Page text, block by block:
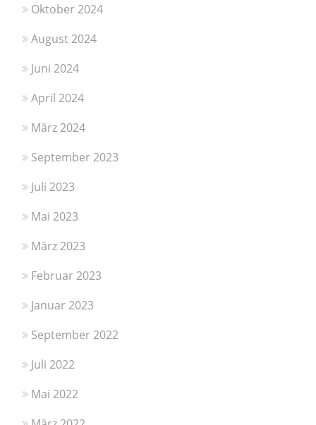
Oktober 2024
August 2024
Juni 2024
April 2024
März 2024
September 2023
Juli 2023
Mai 2023
März 2023
Februar 2023
Januar 2023
September 2022
Juli 2022
Mai 2022